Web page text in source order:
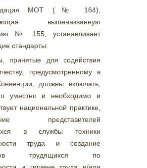
МОТ (№ 164),
вышеназванную
№ 155, устанавливает
стандарты:
принятые для содействия
предусмотренному в
должны включать,
уместно и необходимо и
национальной практике,
представителей
в службы техники
труда и создание
трудящихся по